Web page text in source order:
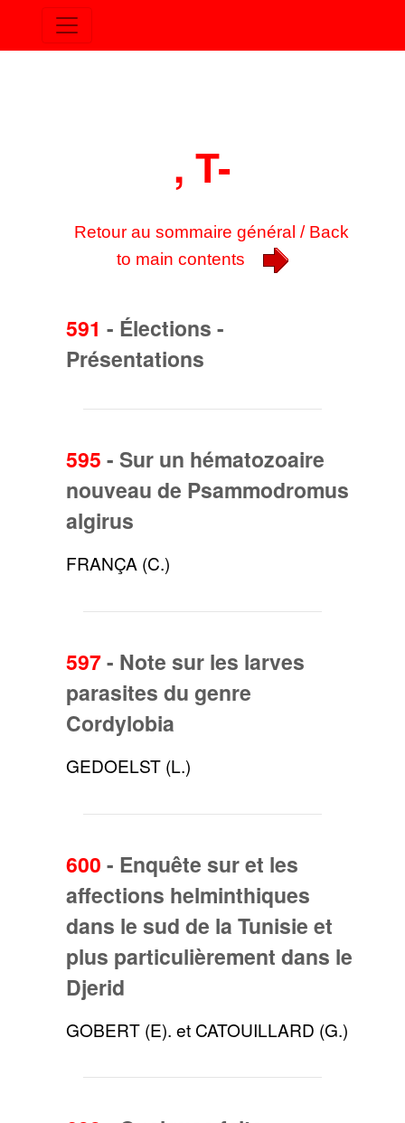
, T-
Retour au sommaire général / Back
to main contents
591 - Élections -
Présentations
595 - Sur un hématozoaire
nouveau de Psammodromus
algirus
FRANÇA (C.)
597- Note sur les larves
parasites du genre
Cordylobia
GEDOELST (L.)
600 - Enquête sur et les
affections helminthiques
dans le sud de la Tunisie et
plus particulièrement dans le
Djerid
GOBERT (E). et CATOUILLARD (G.)